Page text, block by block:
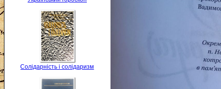
Солідарність і солідаризм